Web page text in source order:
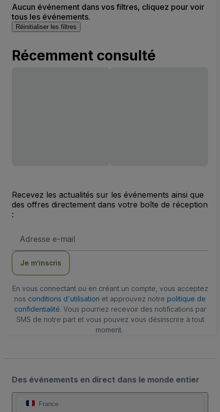
Aucun événement dans vos filtres, cliquez pour voir
tous les événements.
Réinitialiser les filtres
Récemment consulté
Recevez les actualités sur les événements ainsi que
des offres directement dans votre boîte de réception
:
e-
Je m’inscris
En vous connectant ou en créant un compte, vous acceptez
nos conditions d'utilisation et approuvez notre politique de
confidentialité. Vous pourriez recevoir des notifications par
SMS de notre part et vous pouvez vous désinscrire à tout
moment.
Des événements en direct dans le monde entier
France